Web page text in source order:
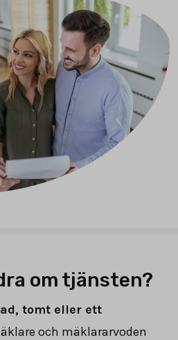
om tjänsten?
tomt eller ett
och mäklararvoden